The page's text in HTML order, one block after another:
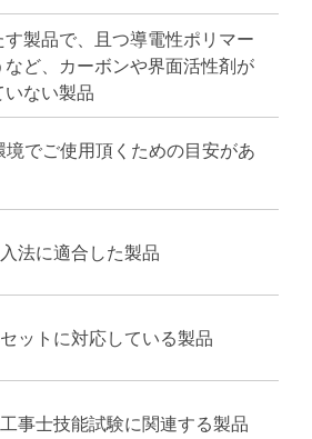
す製品で、且つ導電性ポリマー
など、カーボンや界面活性剤が
いない製品
境でご使用頂くための目安があ
法に適合した製品
ットに対応している製品
事士技能試験に関連する製品